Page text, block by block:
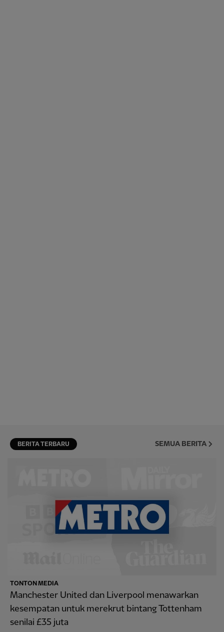
BERITA TERBARU SEMUA BERITA
TONTON MEDIA
Manchester United dan Liverpool menawarkan
kesempatan untuk merekrut bintang Tottenham
senilai £35 juta